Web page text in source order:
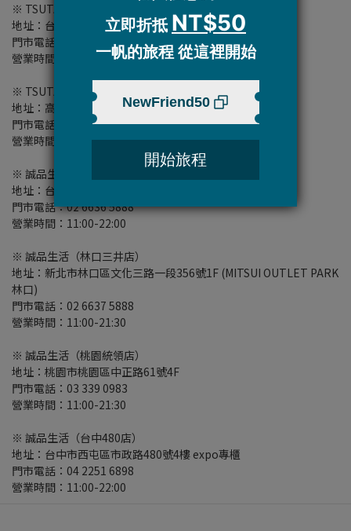
※ TSUTAYA BOOKSTORE（內湖店）
地址：台北市內湖區成功路四段188號
門市電話：02 7747 2968
營業時間：11:00-21:30
※ TSUTAYA BOOKSTORE（高雄大立店）
地址：高雄市前金區五福三路57號1&2樓（大立百貨A棟）
門市電話：07 215 9016
營業時間：11:00-21:30
※ 誠品生活（松菸店）
地址：台北市信義區菸廠路88號2F
門市電話：02 6636 5888
營業時間：11:00-22:00
※ 誠品生活（林口三井店）
地址：新北市林口區文化三路一段356號1F (MITSUI OUTLET PARK
林口)
門市電話：02 6637 5888
營業時間：11:00-21:30
※ 誠品生活（桃園統領店）
地址：桃園市桃園區中正路61號4F
門市電話：03 339 0983
營業時間：11:00-21:30
※ 誠品生活（台中480店）
地址：台中市西屯區市政路480號4樓 expo專櫃
門市電話：04 2251 6898
營業時間：11:00-22:00